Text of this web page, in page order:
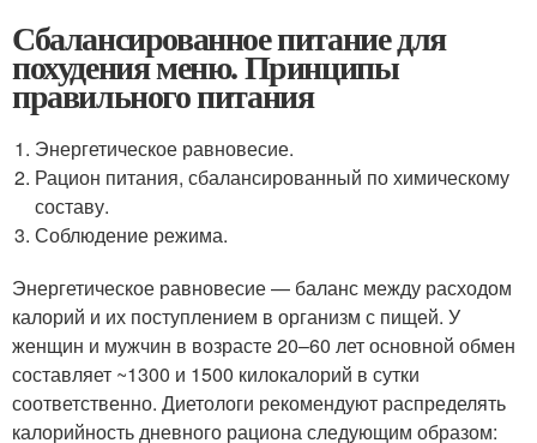
Сбалансированное питание для
похудения меню. Принципы
правильного питания
Энергетическое равновесие.
Рацион питания, сбалансированный по химическому
составу.
Соблюдение режима.
Энергетическое равновесие — баланс между расходом
калорий и их поступлением в организм с пищей. У
женщин и мужчин в возрасте 20–60 лет основной обмен
составляет ~1300 и 1500 килокалорий в сутки
соответственно. Диетологи рекомендуют распределять
калорийность дневного рациона следующим образом: